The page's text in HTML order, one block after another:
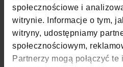
społecznościowe i
witrynie. Informacje o tym,
witryny, udostępniamy
społecznościowym,
Partnerzy mogą połączyć
WYSOKOŚĆ
ZAPIĘCIE
KOD EAN